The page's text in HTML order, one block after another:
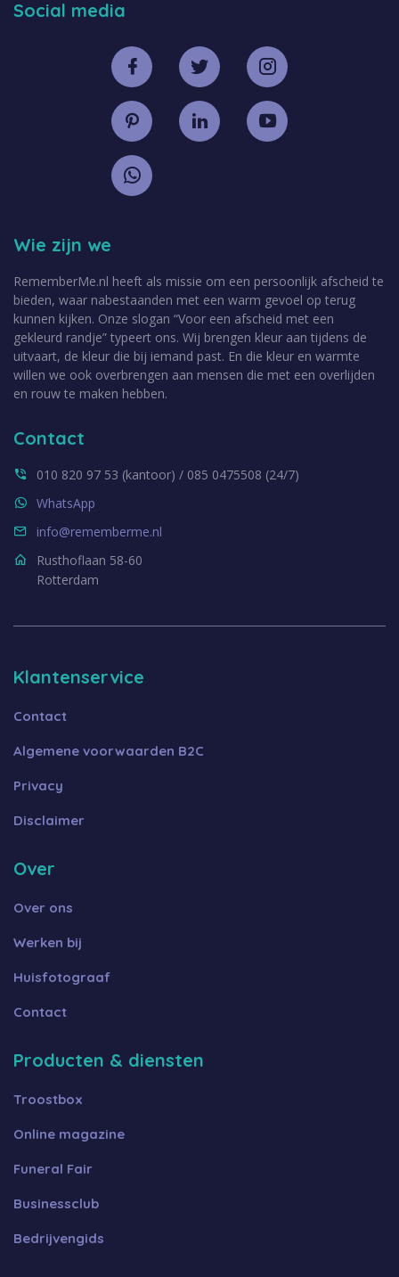
Contact
010 820 97 53 (kantoor) / 085 0475508 (24/7)
WhatsApp
info@rememberme.nl
Rusthoflaan 58-60
Rotterdam
Wie zijn we
RememberMe.nl heeft als missie om een persoonlijk afscheid te
bieden, waar nabestaanden met een warm gevoel op terug
kunnen kijken. Onze slogan “Voor een afscheid met een
gekleurd randje” typeert ons. Wij brengen kleur aan tijdens de
uitvaart, de kleur die bij iemand past. En die kleur en warmte
willen we ook overbrengen aan mensen die met een overlijden
en rouw te maken hebben.
Social media
Klantenservice
Contact
Algemene voorwaarden B2C
Privacy
Disclaimer
Over
Over ons
Werken bij
Huisfotograaf
Contact
Producten & diensten
Troostbox
Online magazine
Funeral Fair
Businessclub
Bedrijvengids